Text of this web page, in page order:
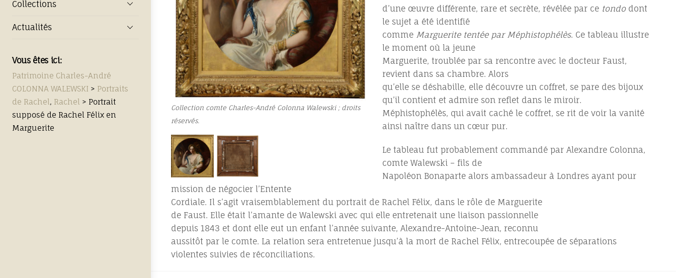
Collections
Actualités
Vous êtes ici:
Patrimoine Charles-André
COLONNA WALEWSKI > Portraits
de Rachel, Rachel > Portrait
supposé de Rachel Félix en
Marguerite
Collection comte Charles-André Colonna Walewski ; droits
réservés.
d’une œuvre différente, rare et secrète, révélée par ce tondodont
le sujet a été identifié
comme Marguerite tentée par Méphistophélès. Ce tableau illustre
le moment où la jeune
Marguerite, troublée par sa rencontre avec le docteur Faust,
revient dans sa chambre. Alors
qu’elle se déshabille, elle découvre un coffret, se pare des bijoux
qu’il contient et admire son reflet dans le miroir.
Méphistophélès, qui avait caché le coffret, se rit de voir la vanité
ainsi naître dans un cœur pur.
Le tableau fut probablement commandé par Alexandre Colonna,
comte Walewski – fils de
Napoléon Bonaparte alors ambassadeur à Londres ayant pour
mission de négocier l’Entente
Cordiale. Il s’agit vraisemblablement du portrait de Rachel Félix, dans le rôle de Marguerite
de Faust. Elle était l’amante de Walewski avec qui elle entretenait une liaison passionnelle
depuis 1843 et dont elle eut un enfant l’année suivante, Alexandre-Antoine-Jean, reconnu
aussitôt par le comte. La relation sera entretenue jusqu’à la mort de Rachel Félix, entrecoupée de séparations
violentes suivies de réconciliations.